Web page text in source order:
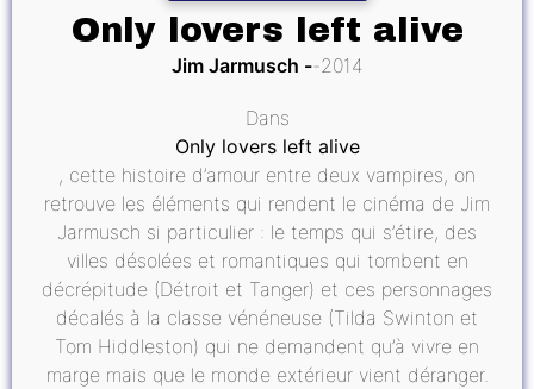
Only lovers left alive
Jim Jarmusch 2014
Dans
Only lovers left alive
, cette histoire d’amour entre deux vampires, on
retrouve les éléments qui rendent le cinéma de Jim
Jarmusch si particulier : le temps qui s’étire, des
villes désolées et romantiques qui tombent en
décrépitude (Détroit et Tanger) et ces personnages
décalés à la classe vénéneuse (Tilda Swinton et
Tom Hiddleston) qui ne demandent qu’à vivre en
marge mais que le monde extérieur vient déranger.